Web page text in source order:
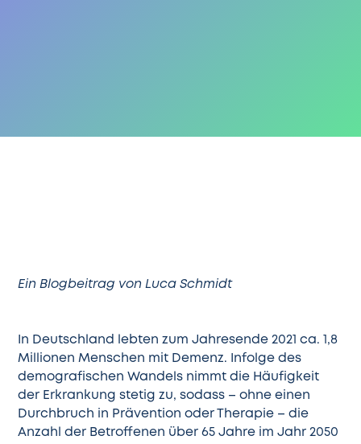
Ein Blogbeitrag von Luca Schmidt
In Deutschland lebten zum Jahresende 2021 ca. 1,8
Millionen Menschen mit Demenz. Infolge des
demografischen Wandels nimmt die Häufigkeit
der Erkrankung stetig zu, sodass – ohne einen
Durchbruch in Prävention oder Therapie – die
Anzahl der Betroffenen über 65 Jahre im Jahr 2050